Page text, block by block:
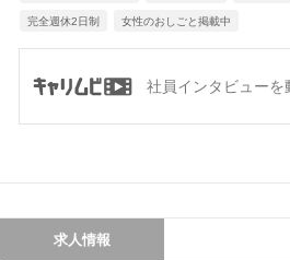
完全週休2日制 女性のおしごと掲載中
社員インタビューを
求人情報